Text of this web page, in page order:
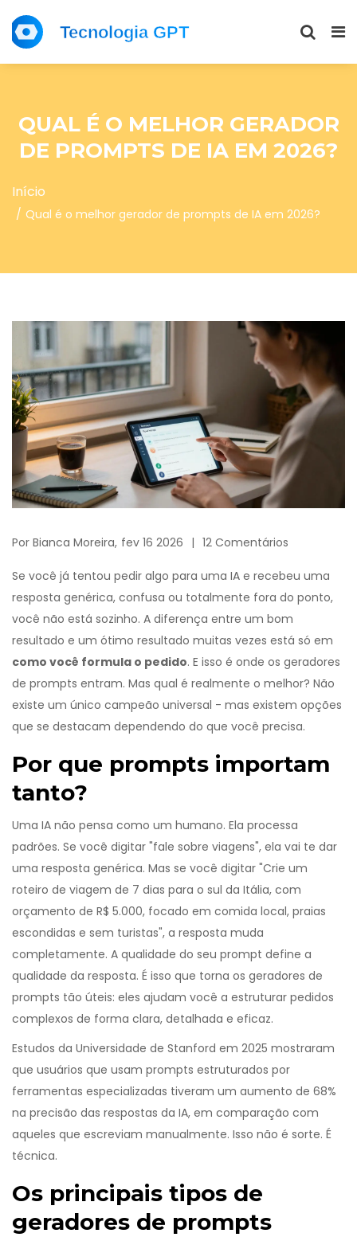
QUAL É O MELHOR GERADOR
DE PROMPTS DE IA EM 2026?
Início
Qual é o melhor gerador de prompts de IA em 2026?
Por Bianca Moreira, fev 16 2026 12 Comentários
Se você já tentou pedir algo para uma IA e recebeu uma
resposta genérica, confusa ou totalmente fora do ponto,
você não está sozinho. A diferença entre um bom
resultado e um ótimo resultado muitas vezes está só em
como você formula o pedido. E isso é onde os geradores
de prompts entram. Mas qual é realmente o melhor? Não
existe um único campeão universal - mas existem opções
que se destacam dependendo do que você precisa.
Por que prompts importam
tanto?
Uma IA não pensa como um humano. Ela processa
padrões. Se você digitar "fale sobre viagens", ela vai te dar
uma resposta genérica. Mas se você digitar "Crie um
roteiro de viagem de 7 dias para o sul da Itália, com
orçamento de R$ 5.000, focado em comida local, praias
escondidas e sem turistas", a resposta muda
completamente. A qualidade do seu prompt define a
qualidade da resposta. É isso que torna os geradores de
prompts tão úteis: eles ajudam você a estruturar pedidos
complexos de forma clara, detalhada e eficaz.
Estudos da Universidade de Stanford em 2025 mostraram
que usuários que usam prompts estruturados por
ferramentas especializadas tiveram um aumento de 68%
na precisão das respostas da IA, em comparação com
aqueles que escreviam manualmente. Isso não é sorte. É
técnica.
Os principais tipos de
geradores de prompts